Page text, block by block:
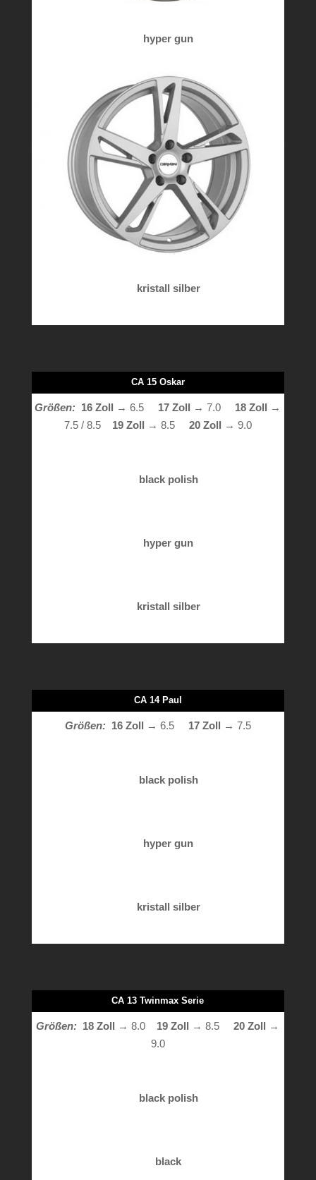
hyper gun
kristall silber
CA 15 Oskar
Größen: 16 Zoll → 6.5 17 Zoll → 7.0 18 Zoll →
7.5 / 8.5 19 Zoll → 8.5 20 Zoll → 9.0
black polish
hyper gun
kristall silber
CA 14 Paul
Größen: 16 Zoll → 6.5 17 Zoll → 7.5
black polish
hyper gun
kristall silber
CA 13 Twinmax Serie
Größen: 18 Zoll → 8.0 19 Zoll → 8.520 Zoll →
9.0
black polish
black